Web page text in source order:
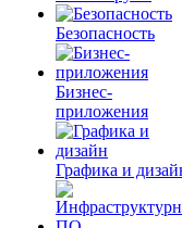
Безопасность
Бизнес-
приложения
Графика и